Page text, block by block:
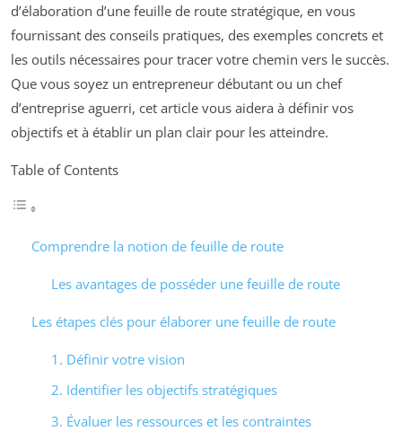
d’élaboration d’une feuille de route stratégique, en vous
fournissant des conseils pratiques, des exemples concrets et
les outils nécessaires pour tracer votre chemin vers le succès.
Que vous soyez un entrepreneur débutant ou un chef
d’entreprise aguerri, cet article vous aidera à définir vos
objectifs et à établir un plan clair pour les atteindre.
Table of Contents
Comprendre la notion de feuille de route
Les avantages de posséder une feuille de route
Les étapes clés pour élaborer une feuille de route
1. Définir votre vision
2. Identifier les objectifs stratégiques
3. Évaluer les ressources et les contraintes